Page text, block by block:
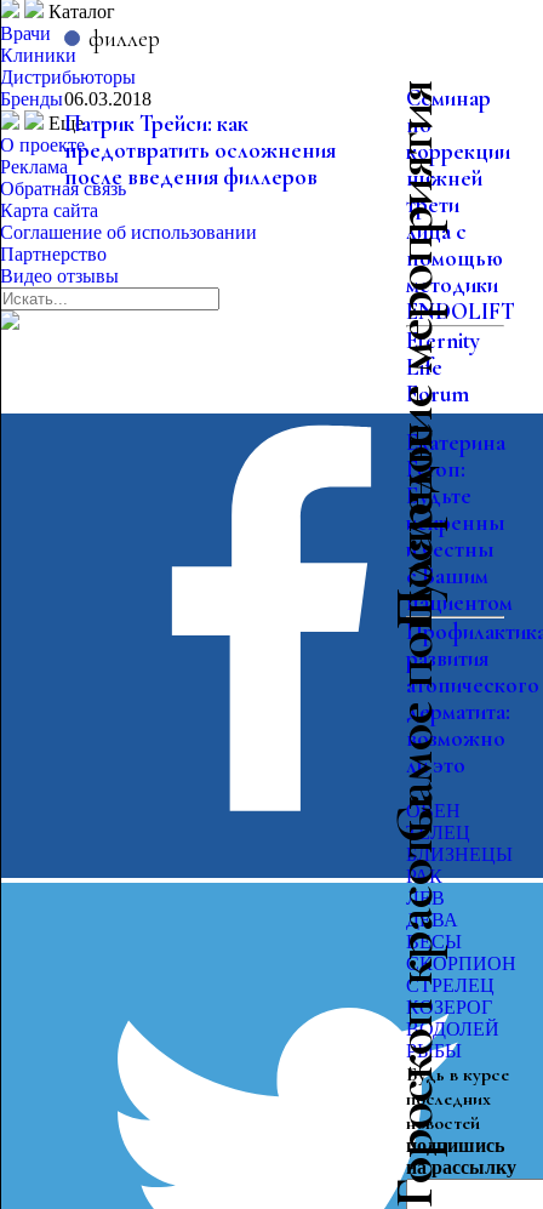
Каталог
Врачи
Клиники
Дистрибьюторы
Бренды
Еще
О проекте
Реклама
Обратная связь
Карта сайта
Соглашение об использовании
Партнерство
Видео отзывы
филлер
06.03.2018
Патрик Трейси: как
предотвратить осложнения
после введения филлеров
Последние мероприятия
Семинар
по
коррекции
нижней
трети
лица с
помощью
методики
ENDOLIFT
Eternity
Life
Forum
Самое популярное
Екатерина
Гутоп:
Будьте
искренны
и честны
с Вашим
пациентом
развития
атопического
дерматита:
возможно
ли это
Гороскоп красоты
ОВЕН
ТЕЛЕЦ
БЛИЗНЕЦЫ
РАК
ЛЕВ
ДЕВА
ВЕСЫ
СКОРПИОН
СТРЕЛЕЦ
КОЗЕРОГ
ВОДОЛЕЙ
РЫБЫ
Будь в курсе
последних
новостей
подпишись
на рассылку